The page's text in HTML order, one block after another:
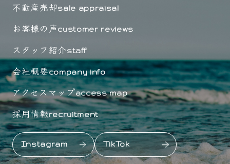
不動産売却sale appraisal
お客様の声customer reviews
スタッフ紹介staff
会社概要company info
アクセスマップaccess map
採用情報recruitment
Instagram TikTok